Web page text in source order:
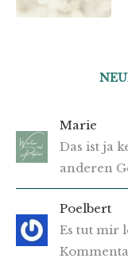
Marie
Das ist ja
anderen
Poelbert
Es tut mir